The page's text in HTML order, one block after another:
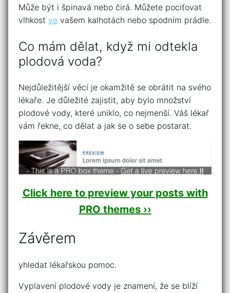
Může být i špinavá nebo čirá. Můžete pociťovat
vlhkost ve vašem kalhotách nebo spodním prádle.
Co mám dělat, když mi odtekla
plodová voda?
Nejdůležitější věcí je okamžitě se obrátit na svého
lékaře. Je důležité zajistit, aby bylo množství
plodové vody, které uniklo, co nejmenší. Váš lékař
vám řekne, co dělat a jak se o sebe postarat.
Click here to preview your posts with
PRO themes ››
Závěrem
yhledat lékařskou pomoc.
Vyplavení plodové vody je znamení, že se blíží